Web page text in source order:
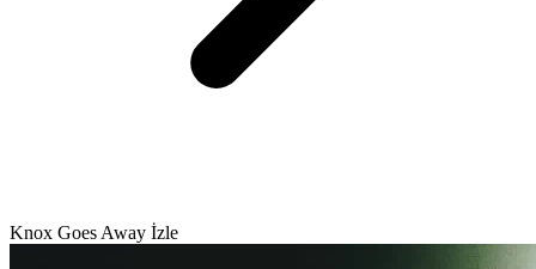
Knox Goes Away İzle